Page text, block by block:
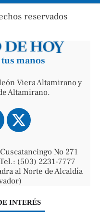
reservados
manos
Viera Altamirano y
Altamirano.
No 271
(503) 2231-7777
al Norte de Alcaldía
INTERÉS